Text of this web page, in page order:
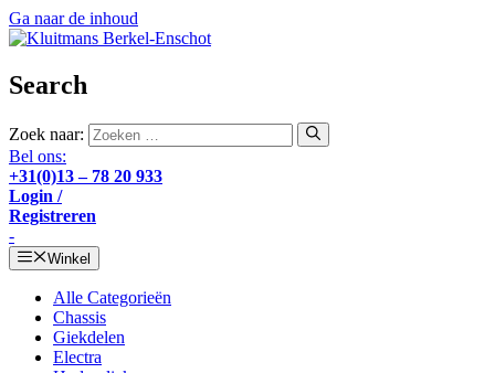
Ga naar de inhoud
Search
Zoek naar:
Bel ons:
+31(0)13 – 78 20 933
Login /
Registreren
-
Winkel
Alle Categorieën
Chassis
Giekdelen
Electra